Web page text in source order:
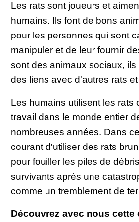
Les rats sont joueurs et
humains. Ils font de bons
pour les personnes qui sont
manipuler et de leur fournir
sont des animaux sociaux,
des liens avec d'autres rats
Les humains utilisent les rats
travail dans le monde entier
nombreuses années. Dans
courant d'utiliser des rats
pour fouiller les piles de
survivants après une
comme un tremblement de
Découvrez avec nous cette